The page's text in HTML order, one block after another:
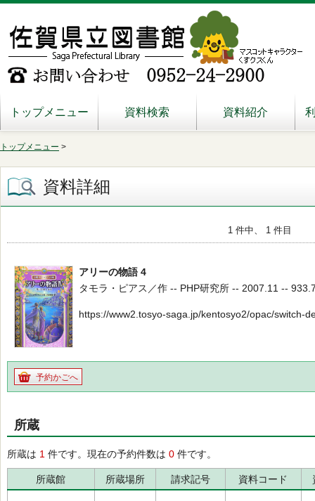
トップメニュー 資料検索 資料紹介
トップメニュー >
資料詳細
1 件中、 1 件目
アリーの物語 4
タモラ・ピアス／作 -- PHP研究所 -- 2007.11 --
https://www2.tosyo-saga.jp/kentosyo2/opac/switch-
予約かごへ
所蔵
所蔵は 1 件です。現在の予約件数は 0 件です。
所蔵館 所蔵場所 請求記号 資料コード